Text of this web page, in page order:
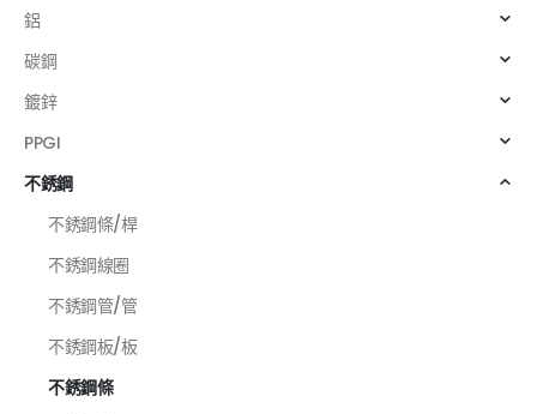
鋁
碳鋼
鍍鋅
PPGI
不銹鋼
不銹鋼條/桿
不銹鋼線圈
不銹鋼管/管
不銹鋼板/板
不銹鋼條